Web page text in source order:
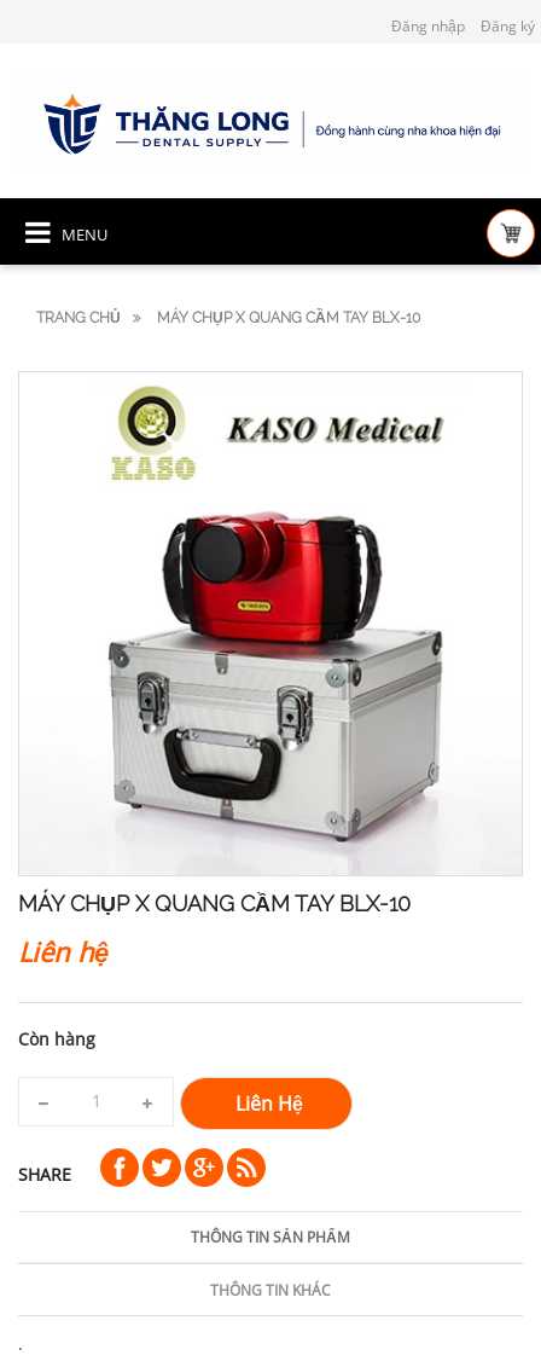
Đăng nhập Đăng ký
MENU
TRANG CHỦ MÁY CHỤP X QUANG CẦM TAY BLX-10
MÁY CHỤP X QUANG CẦM TAY BLX-10
Liên hệ
Còn hàng
Liên Hệ
SHARE
THÔNG TIN SẢN PHẨM
THÔNG TIN KHÁC
.